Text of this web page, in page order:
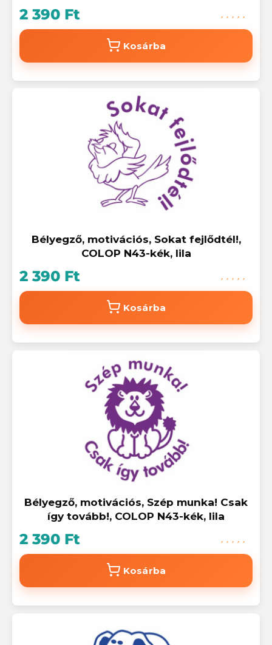
2 390 Ft
Kosárba
Bélyegző, motivációs, Sokat fejlődtél!,
COLOP N43-kék, lila
2 390 Ft
Kosárba
Bélyegző, motivációs, Szép munka! Csak
így tovább!, COLOP N43-kék, lila
2 390 Ft
Kosárba